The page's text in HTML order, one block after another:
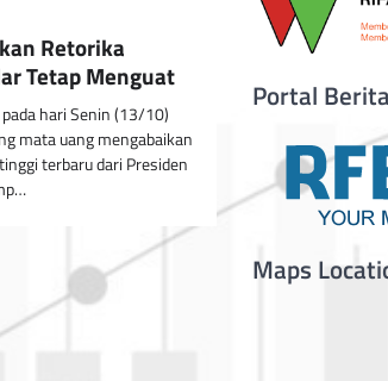
Retorika
Tetap Menguat
hari Senin (13/10)
mata uang mengabaikan
terbaru dari Presiden
Portal Berita
Maps